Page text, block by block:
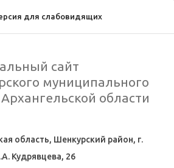
для слабовидящих
сайт
муниципального
области
область, Шенкурский район, г.
Кудрявцева, 26